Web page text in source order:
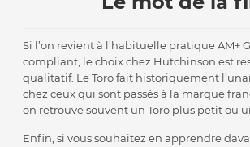
Si l’on revient à l’habituelle pratique AM+
compliant, le choix chez Hutchinson est
qualitatif. Le Toro fait historiquement
chez ceux qui sont passés à la marque
on retrouve souvent un Toro plus petit ou
Enfin, si vous souhaitez en apprendre